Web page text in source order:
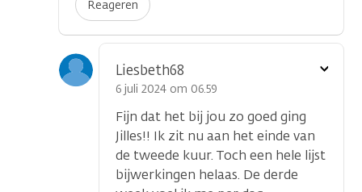
Reageren
Liesbeth68
6 juli 2024 om 06.59
Fijn dat het bij jou zo goed ging
Jilles!! Ik zit nu aan het einde van
de tweede kuur. Toch een hele lijst
bijwerkingen helaas. De derde
Toon